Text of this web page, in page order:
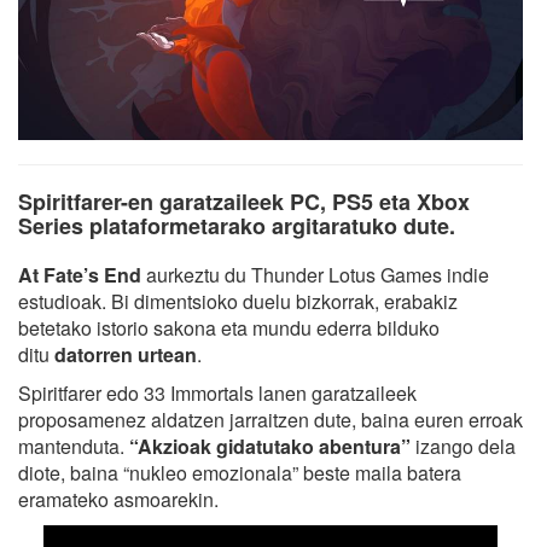
Spiritfarer-en garatzaileek PC, PS5 eta Xbox
Series plataformetarako argitaratuko dute.
At Fate’s End aurkeztu du Thunder Lotus Games indie
estudioak. Bi dimentsioko duelu bizkorrak, erabakiz
betetako istorio sakona eta mundu ederra bilduko
ditu datorren urtean.
Spiritfarer edo 33 Immortals lanen garatzaileek
proposamenez aldatzen jarraitzen dute, baina euren erroak
mantenduta. “Akzioak gidatutako abentura” izango dela
diote, baina “nukleo emozionala” beste maila batera
eramateko asmoarekin.